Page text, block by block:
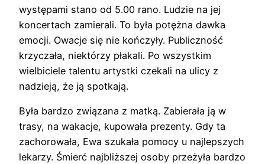
występami stano od 5.00 rano. Ludzie na jej
koncertach zamierali. To była potężna dawka
emocji. Owacje się nie kończyły. Publiczność
krzyczała, niektórzy płakali. Po wszystkim
wielbiciele talentu artystki czekali na ulicy z
nadzieją, że ją spotkają.
Była bardzo związana z matką. Zabierała ją w
trasy, na wakacje, kupowała prezenty. Gdy ta
zachorowała, Ewa szukała pomocy u najlepszych
lekarzy. Śmierć najbliższej osoby przeżyła bardzo